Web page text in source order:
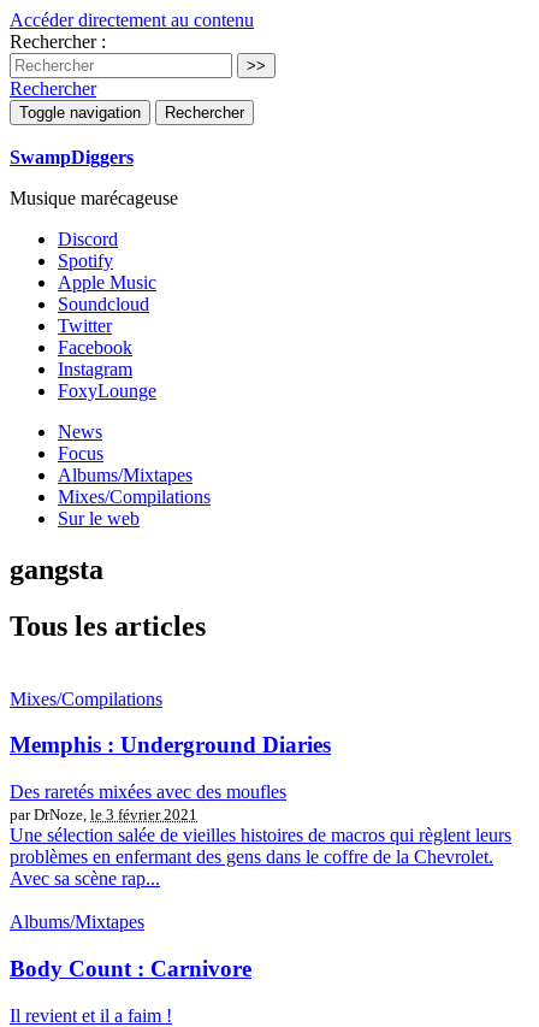
Accéder directement au contenu
Rechercher :
Rechercher
Toggle navigation Rechercher
SwampDiggers
Musique marécageuse
Discord
Spotify
Apple Music
Soundcloud
Twitter
Facebook
Instagram
FoxyLounge
News
Focus
Albums/Mixtapes
Mixes/Compilations
Sur le web
gangsta
Tous les articles
Mixes/Compilations
Memphis : Underground Diaries
Des raretés mixées avec des moufles
par DrNoze, le 3 février 2021
Une sélection salée de vieilles histoires de macros qui règlent leurs
problèmes en enfermant des gens dans le coffre de la Chevrolet.
Avec sa scène rap...
Albums/Mixtapes
Body Count : Carnivore
Il revient et il a faim !